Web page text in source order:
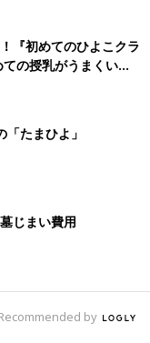
『初めてのひよこクラ
の授乳がうまくい
夏のトラブル 解決テ
たまひよ」
じまい費用
by